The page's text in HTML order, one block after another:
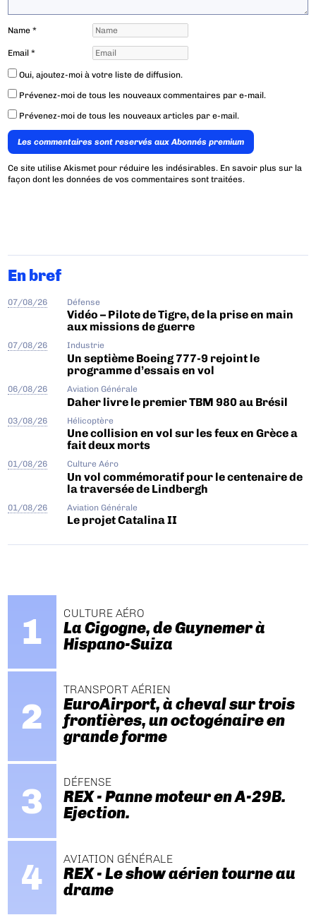
Name*
Email*
Oui, ajoutez-moi à votre liste de diffusion.
Prévenez-moi de tous les nouveaux commentaires par e-mail.
Prévenez-moi de tous les nouveaux articles par e-mail.
Les commentaires sont reservés aux Abonnés premium
Ce site utilise Akismet pour réduire les indésirables. En savoir plus sur la
façon dont les données de vos commentaires sont traitées.
En bref
07/08/26 Défense
Vidéo – Pilote de Tigre, de la prise en main
aux missions de guerre
07/08/26 Industrie
Un septième Boeing 777-9 rejoint le
programme d’essais en vol
06/08/26 Aviation Générale
Daher livre le premier TBM 980 au Brésil
03/08/26 Hélicoptère
Une collision en vol sur les feux en Grèce a
fait deux morts
01/08/26 Culture Aéro
Un vol commémoratif pour le centenaire de
la traversée de Lindbergh
01/08/26 Aviation Générale
Le projet Catalina II
CULTURE AÉRO
La Cigogne, de Guynemer à
Hispano-Suiza
TRANSPORT AÉRIEN
EuroAirport, à cheval sur trois
frontières, un octogénaire en
grande forme
DÉFENSE
REX - Panne moteur en A-29B.
Ejection.
AVIATION GÉNÉRALE
REX - Le show aérien tourne au
drame